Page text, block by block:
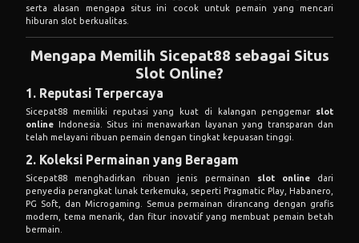
serta alasan mengapa situs ini cocok untuk pemain yang mencari
hiburan slot berkualitas.
Mengapa Memilih Sicepat88 sebagai Situs
Slot Online?
1. Reputasi Terpercaya
Sicepat88 memiliki reputasi yang kuat di kalangan penggemar slot
online Indonesia. Situs ini menawarkan layanan yang transparan dan
telah melayani ribuan pemain dengan tingkat kepuasan tinggi.
2. Koleksi Permainan yang Beragam
Sicepat88 menghadirkan ribuan jenis permainan slot onlinedari
penyedia perangkat lunak terkemuka, seperti Pragmatic Play, Habanero,
PG Soft, dan Microgaming. Semua permainan dirancang dengan grafis
modern, tema menarik, dan fitur inovatif yang membuat pemain betah
bermain.